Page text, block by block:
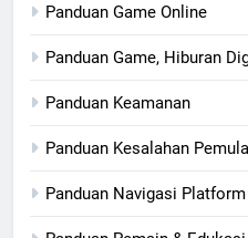
Panduan Game Online
Panduan Game, Hiburan
Panduan Keamanan
Panduan Kesalahan
Panduan Navigasi Platform